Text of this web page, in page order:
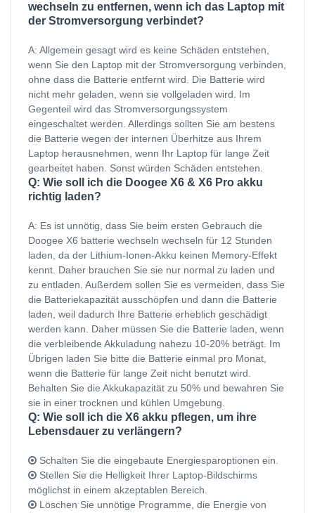
wechseln zu entfernen, wenn ich das Laptop mit
der Stromversorgung verbindet?
A: Allgemein gesagt wird es keine Schäden entstehen,
wenn Sie den Laptop mit der Stromversorgung verbinden,
ohne dass die Batterie entfernt wird. Die Batterie wird
nicht mehr geladen, wenn sie vollgeladen wird. Im
Gegenteil wird das Stromversorgungssystem
eingeschaltet werden. Allerdings sollten Sie am bestens
die Batterie wegen der internen Überhitze aus Ihrem
Laptop herausnehmen, wenn Ihr Laptop für lange Zeit
gearbeitet haben. Sonst würden Schäden entstehen.
Q: Wie soll ich die Doogee X6 & X6 Pro akku
richtig laden?
A: Es ist unnötig, dass Sie beim ersten Gebrauch die
Doogee X6 batterie wechseln wechseln für 12 Stunden
laden, da der Lithium-Ionen-Akku keinen Memory-Effekt
kennt. Daher brauchen Sie sie nur normal zu laden und
zu entladen. Außerdem sollen Sie es vermeiden, dass Sie
die Batteriekapazität ausschöpfen und dann die Batterie
laden, weil dadurch Ihre Batterie erheblich geschädigt
werden kann. Daher müssen Sie die Batterie laden, wenn
die verbleibende Akkuladung nahezu 10-20% beträgt. Im
Übrigen laden Sie bitte die Batterie einmal pro Monat,
wenn die Batterie für lange Zeit nicht benutzt wird.
Behalten Sie die Akkukapazität zu 50% und bewahren Sie
sie in einer trocknen und kühlen Umgebung.
Q: Wie soll ich die X6 akku pflegen, um ihre
Lebensdauer zu verlängern?
Schalten Sie die eingebaute Energiesparoptionen ein.
Stellen Sie die Helligkeit Ihrer Laptop-Bildschirms
möglichst in einem akzeptablen Bereich.
Löschen Sie unnötige Programme, die Energie von